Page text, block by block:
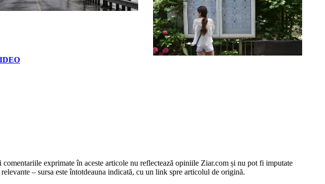
exprimate în aceste articole nu reflectează opiniile Ziar.com și nu pot fi imputate
– sursa este întotdeauna indicată, cu un link spre articolul de origină.